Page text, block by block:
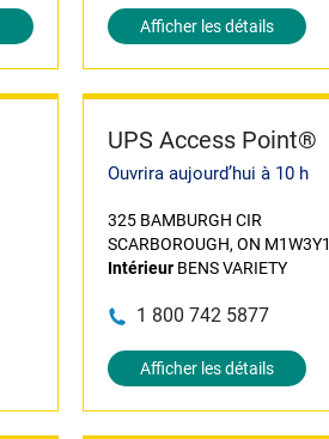
Afficher les détails
UPS Access Point®
Ouvrira aujourd’hui à 10 h
325 BAMBURGH CIR
SCARBOROUGH, ON M1W3Y1
IntérieurBENS VARIETY
1 800 742 5877
Afficher les détails